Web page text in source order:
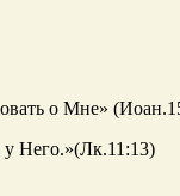
о Мне»
у Него.»(Лк.11:13)